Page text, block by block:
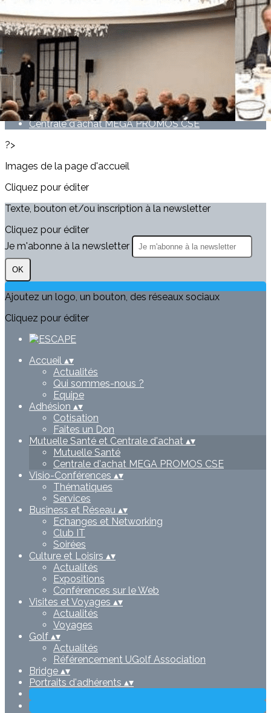
Exporter les lignes sélectionnées
Exporter toutes les colonnes
Exporter uniquement les colonnes affichées
Menu
<
>
Mutuelle Santé
Centrale d'achat MEGA PROMOS CSE
?>
Images de la page d'accueil
Cliquez pour éditer
Texte, bouton et/ou inscription à la newsletter
Cliquez pour éditer
Je m'abonne à la newsletter
OK
Ajoutez un logo, un bouton, des réseaux sociaux
Cliquez pour éditer
Accueil ▴▾
Actualités
Qui sommes-nous ?
Equipe
Adhésion ▴▾
Cotisation
Faites un Don
Mutuelle Santé et Centrale d'achat ▴▾
Mutuelle Santé
Centrale d'achat MEGA PROMOS CSE
Visio-Conférences ▴▾
Thématiques
Services
Business et Réseau ▴▾
Echanges et Networking
Club IT
Soirées
Culture et Loisirs ▴▾
Actualités
Expositions
Conférences sur le Web
Visites et Voyages ▴▾
Actualités
Voyages
Golf ▴▾
Actualités
Référencement UGolf Association
Bridge ▴▾
Portraits d'adhérents ▴▾